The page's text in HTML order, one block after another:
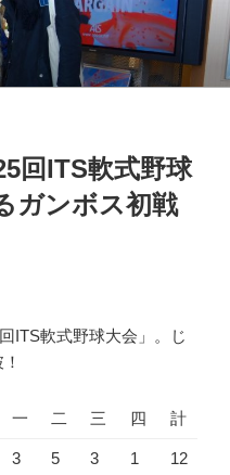
回ITS軟式野球
ガンボス初戦
ITS軟式野球大会」。じ
一 二 三 四 計
3 5 3 1 12